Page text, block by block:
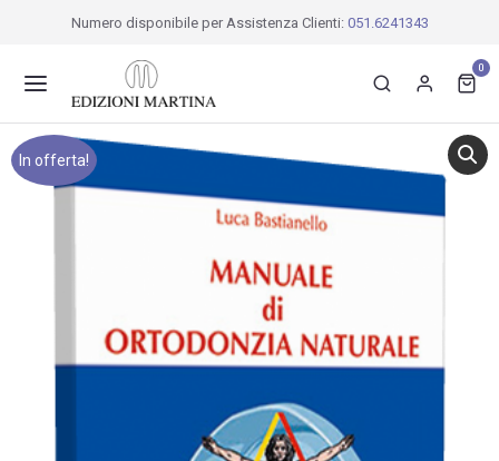
Numero disponibile per Assistenza Clienti: 051.6241343
0
In offerta!